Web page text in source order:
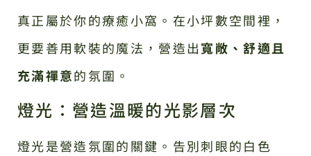
真正屬於你的療癒小窩。在小坪數空間裡，
更要善用軟裝的魔法，營造出寬敞、舒適且
充滿禪意的氛圍。
燈光：營造溫暖的光影層次
燈光是營造氛圍的關鍵。告別刺眼的白色